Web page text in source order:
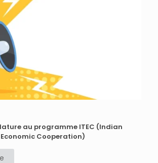
au programme ITEC (Indian
Cooperation)